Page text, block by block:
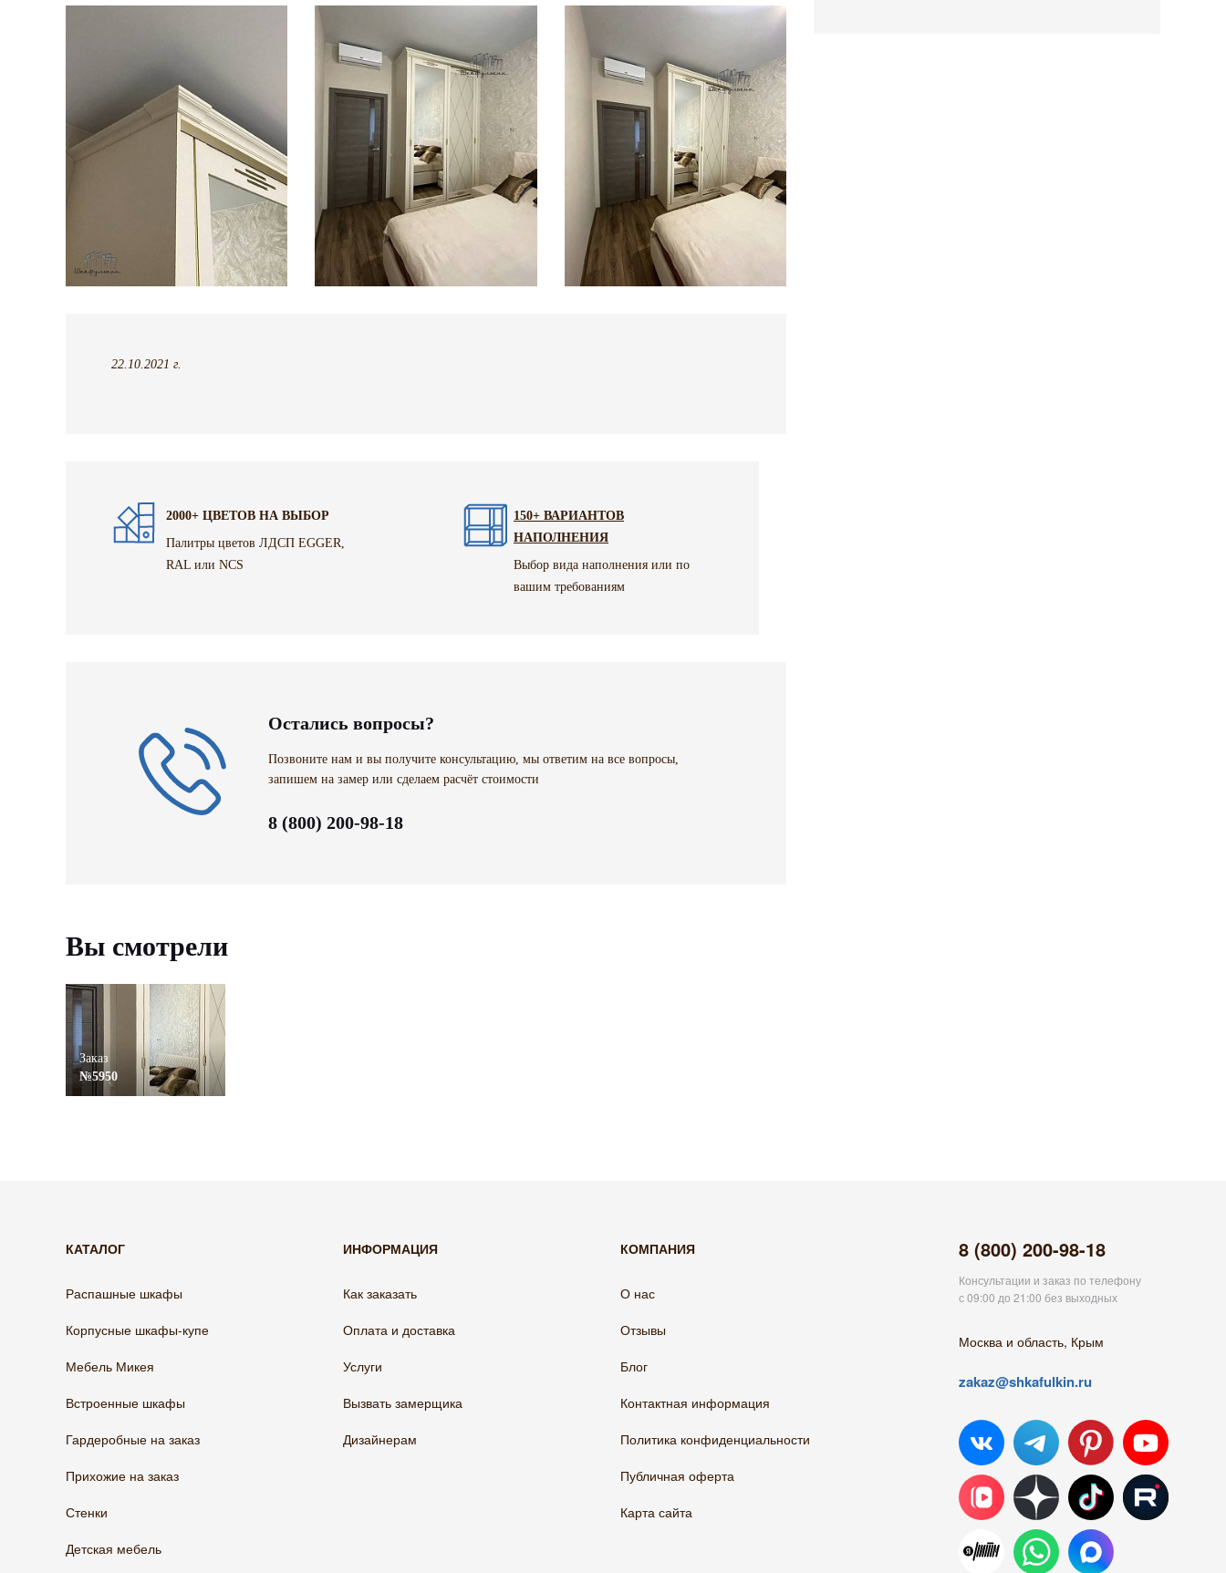
22.10.2021 г.
2000+ ЦВЕТОВ НА ВЫБОР
Палитры цветов ЛДСП EGGER,
RAL или NCS
150+ ВАРИАНТОВ
НАПОЛНЕНИЯ
Выбор вида наполнения или по
вашим требованиям
Остались вопросы?
Позвоните нам и вы получите консультацию, мы ответим на все вопросы,
запишем на замер или сделаем расчёт стоимости
8 (800) 200-98-18
Вы смотрели
Заказ
№5950
КАТАЛОГ
Распашные шкафы
Корпусные шкафы-купе
Мебель Микея
Встроенные шкафы
Гардеробные на заказ
Прихожие на заказ
Стенки
Детская мебель
ИНФОРМАЦИЯ
Как заказать
Оплата и доставка
Услуги
Вызвать замерщика
Дизайнерам
КОМПАНИЯ
О нас
Отзывы
Блог
Контактная информация
Политика конфиденциальности
Публичная оферта
Карта сайта
8 (800) 200-98-18
Консультации и заказ по телефону
с 09:00 до 21:00 без выходных
Москва и область, Крым
zakaz@shkafulkin.ru